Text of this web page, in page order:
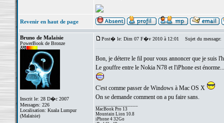
Revenir en haut de page
Bruno de Malaisie
PowerBook de Bronze
Inscrit le: 28 D�c 2007
Messages: 226
Localisation: Kuala Lumpur
(Malaisie)
Post� le: Dim 07 F�v 2010 à 12:01 Sujet du message:
Bon, je déterre le fil pour vous annoncer que je suis
Le gouffre entre le Nokia N78 et l'iPhone est
C'est comme passer de Windows à Mac OS X
On se demande comment on a pu faire sans.
MacBook Pro 13
Mountain Lion 10.8
iPhone 4 32Go